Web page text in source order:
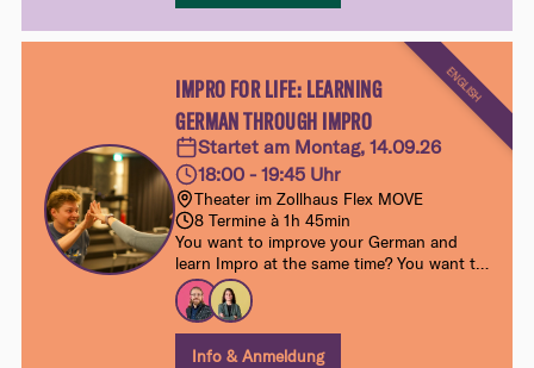
ENGLISH
IMPRO FOR LIFE: LEARNING
GERMAN THROUGH IMPRO
Startet am Montag, 14.09.26
18:00 - 19:45 Uhr
Theater im Zollhaus Flex MOVE
8 Termine à 1h 45min
You want to improve your German and
learn Impro at the same time? You want to
meet great people and have a lot of fun?
Then ‘Learning German through Impro’-
Workshop is just the perfect match for
you. Let’s go!
Info & Anmeldung